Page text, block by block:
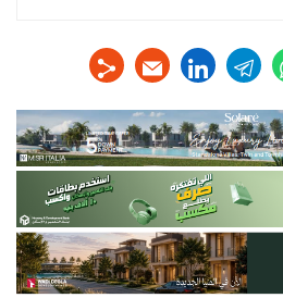
telegram
linkedin